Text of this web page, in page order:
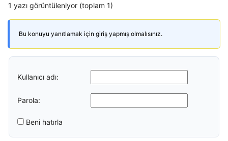
1 yazı görüntüleniyor (toplam 1)
Bu konuyu yanıtlamak için giriş yapmış olmalısınız.
Kullanıcı adı:
Parola:
Beni hatırla